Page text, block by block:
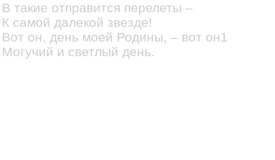
В такие отправится перелеты –
К самой далекой звезде!
Вот он, день моей Родины, – вот он1
Могучий и светлый день.